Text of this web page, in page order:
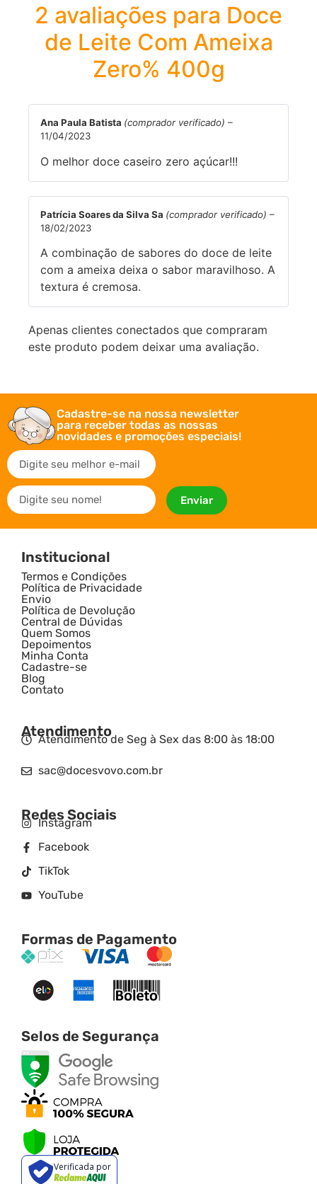
2 avaliações para Doce
de Leite Com Ameixa
Zero% 400g
Ana Paula Batista (comprador verificado) –
11/04/2023
O melhor doce caseiro zero açúcar!!!
Patrícia Soares da Silva Sa (comprador verificado) –
18/02/2023
A combinação de sabores do doce de leite
com a ameixa deixa o sabor maravilhoso. A
textura é cremosa.
Apenas clientes conectados que compraram
este produto podem deixar uma avaliação.
Cadastre-se na nossa newsletter
para receber todas as nossas
novidades e promoções especiais!
Enviar
Institucional
Termos e Condições
Política de Privacidade
Envio
Política de Devolução
Central de Dúvidas
Quem Somos
Depoimentos
Minha Conta
Cadastre-se
Blog
Contato
Atendimento
Atendimento de Seg à Sex das 8:00 às 18:00
sac@docesvovo.com.br
Redes Sociais
Instagram
Facebook
TikTok
YouTube
Formas de Pagamento
Selos de Segurança
Verificada por